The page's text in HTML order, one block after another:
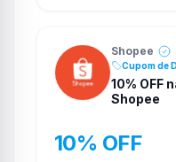
Shopee
Cupom de
10% OFF
Shopee
10% OFF